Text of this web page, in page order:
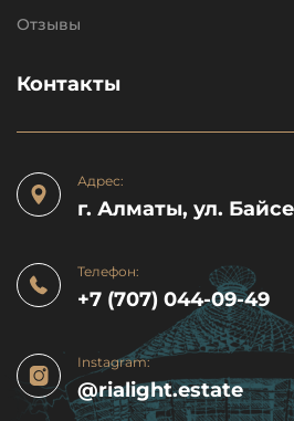
Отзывы
Контакты
Адрес:
г. Алматы, ул.
Телефон:
+7 (707) 044-09-49
Instagram:
@rialight.estate